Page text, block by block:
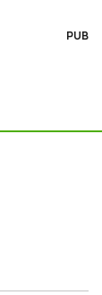
PUB